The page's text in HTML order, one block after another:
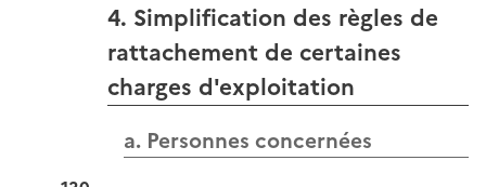
4. Simplification des règles de
rattachement de certaines
charges d'exploitation
a. Personnes concernées